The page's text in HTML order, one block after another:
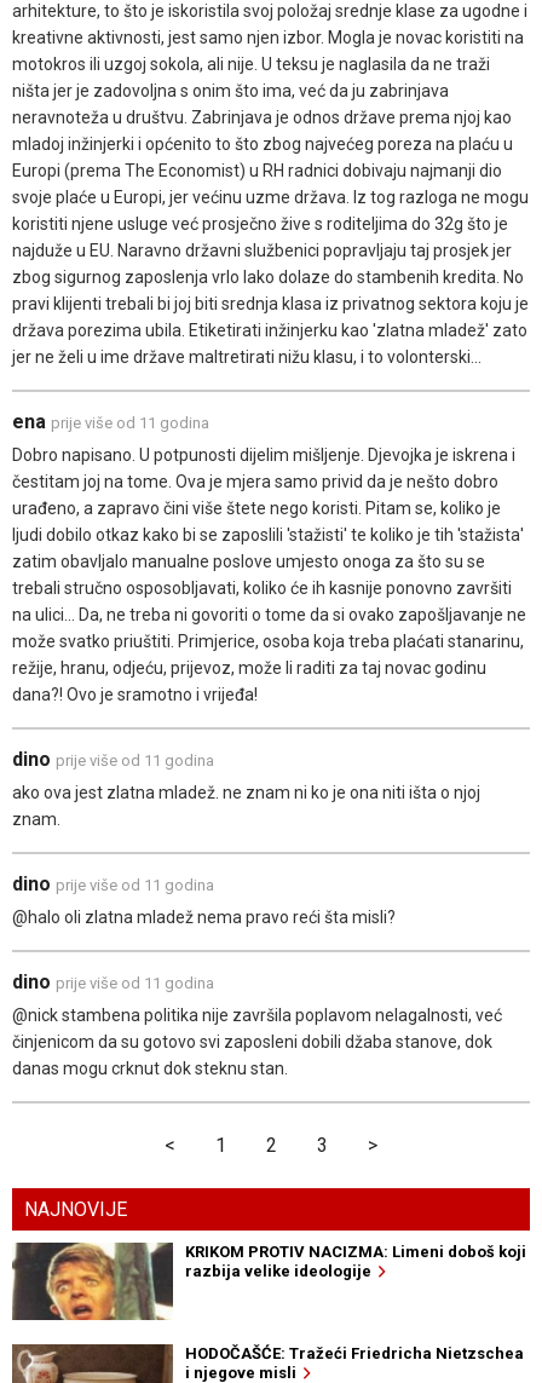
arhitekture, to što je iskoristila svoj položaj srednje klase za ugodne i
kreativne aktivnosti, jest samo njen izbor. Mogla je novac koristiti na
motokros ili uzgoj sokola, ali nije. U teksu je naglasila da ne traži
ništa jer je zadovoljna s onim što ima, već da ju zabrinjava
neravnoteža u društvu. Zabrinjava je odnos države prema njoj kao
mladoj inžinjerki i općenito to što zbog najvećeg poreza na plaću u
Europi (prema The Economist) u RH radnici dobivaju najmanji dio
svoje plaće u Europi, jer većinu uzme država. Iz tog razloga ne mogu
koristiti njene usluge već prosječno žive s roditeljima do 32g što je
najduže u EU. Naravno državni službenici popravljaju taj prosjek jer
zbog sigurnog zaposlenja vrlo lako dolaze do stambenih kredita. No
pravi klijenti trebali bi joj biti srednja klasa iz privatnog sektora koju je
država porezima ubila. Etiketirati inžinjerku kao 'zlatna mladež' zato
jer ne želi u ime države maltretirati nižu klasu, i to volonterski...
ena prije više od 11 godina
Dobro napisano. U potpunosti dijelim mišljenje. Djevojka je iskrena i
čestitam joj na tome. Ova je mjera samo privid da je nešto dobro
urađeno, a zapravo čini više štete nego koristi. Pitam se, koliko je
ljudi dobilo otkaz kako bi se zaposlili 'stažisti' te koliko je tih 'stažista'
zatim obavljalo manualne poslove umjesto onoga za što su se
trebali stručno osposobljavati, koliko će ih kasnije ponovno završiti
na ulici... Da, ne treba ni govoriti o tome da si ovako zapošljavanje ne
može svatko priuštiti. Primjerice, osoba koja treba plaćati stanarinu,
režije, hranu, odjeću, prijevoz, može li raditi za taj novac godinu
dana?! Ovo je sramotno i vrijeđa!
dino prije više od 11 godina
ako ova jest zlatna mladež. ne znam ni ko je ona niti išta o njoj
znam.
dino prije više od 11 godina
@halo oli zlatna mladež nema pravo reći šta misli?
dino prije više od 11 godina
@nick stambena politika nije završila poplavom nelagalnosti, već
činjenicom da su gotovo svi zaposleni dobili džaba stanove, dok
danas mogu crknut dok steknu stan.
< 1 2 3 >
NAJNOVIJE
KRIKOM PROTIV NACIZMA: Limeni doboš koji
razbija velike ideologije
HODOČAŠĆE: Tražeći Friedricha Nietzschea
i njegove misli